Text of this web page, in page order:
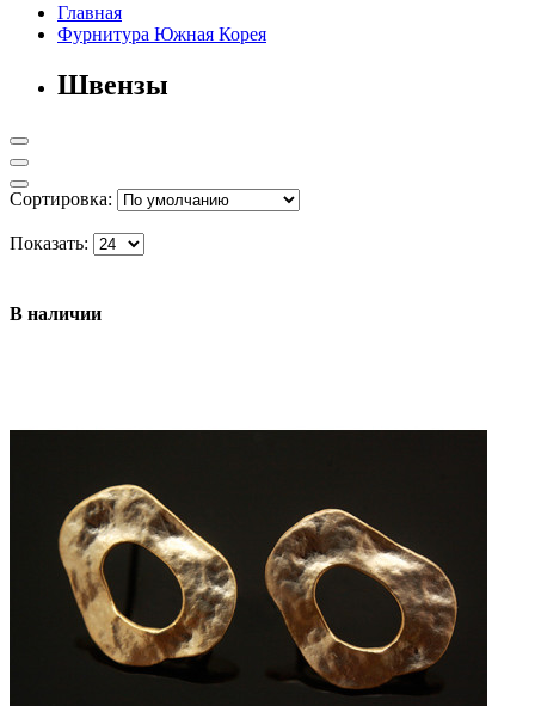
Главная
Фурнитура Южная Корея
Швензы
Сортировка:
Показать:
В наличии